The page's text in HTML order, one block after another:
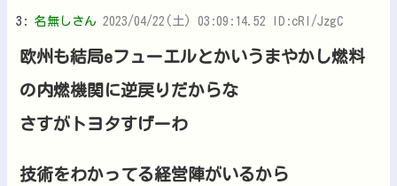
3: 名無しさん 2023/04/22(土) 03:09:14.52 ID:cRl/JzgC
欧州も結局eフューエルとかいうまやかし燃料
の内燃機関に逆戻りだからな
さすがトヨタすげーわ
技術をわかってる経営陣がいるから